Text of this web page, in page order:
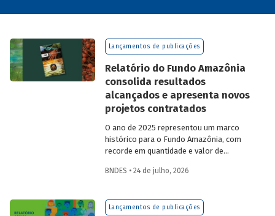
Lançamentos de publicações
Relatório do Fundo Amazônia
consolida resultados
alcançados e apresenta novos
projetos contratados
O ano de 2025 representou um marco
histórico para o Fundo Amazônia, com
recorde em quantidade e valor de
desembolsos: foram 22 operações
bilhões, além de R$ 387 milhões
desembolsados. Ainda no período, foram
BNDES • 24 de julho, 2026
Lançamentos de publicações